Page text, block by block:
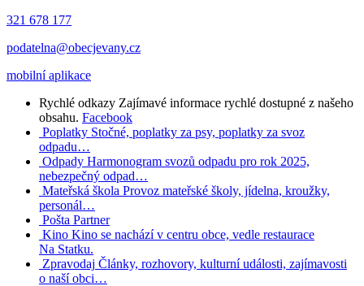
321 678 177
podatelna@obecjevany.cz
mobilní aplikace
Rychlé odkazy Zajímavé informace rychlé dostupné z našeho
obsahu. Facebook
Poplatky Stočné, poplatky za psy, poplatky za svoz
odpadu…
Odpady Harmonogram svozů odpadu pro rok 2025,
nebezpečný odpad…
Mateřská škola Provoz mateřské školy, jídelna, kroužky,
personál…
Pošta Partner
Kino Kino se nachází v centru obce, vedle restaurace
Na Statku.
Zpravodaj Články, rozhovory, kulturní události, zajímavosti
o naší obci…